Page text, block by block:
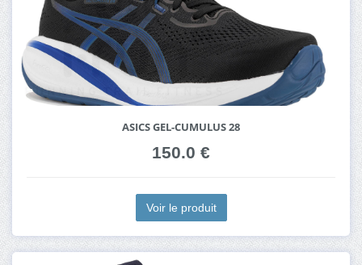
ASICS GEL-CUMULUS 28
150.0 €
Voir le produit